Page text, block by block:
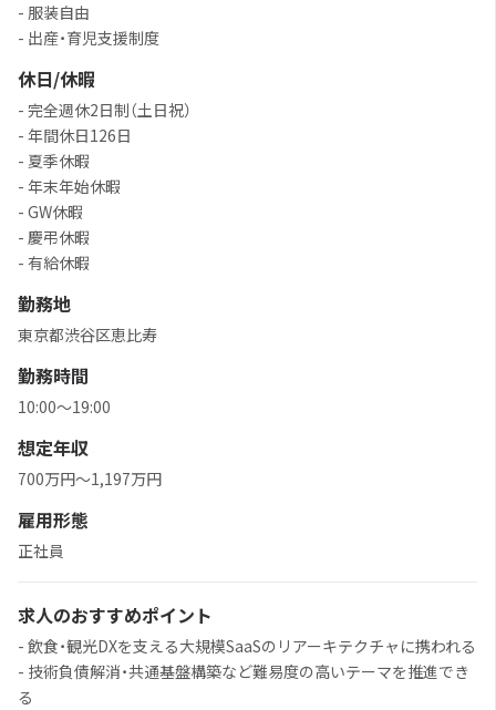
- 服装自由
- 出産・育児支援制度
休日/休暇
- 完全週休2日制（土日祝）
- 年間休日126日
- 夏季休暇
- 年末年始休暇
- GW休暇
- 慶弔休暇
- 有給休暇
勤務地
東京都渋谷区恵比寿
勤務時間
10:00〜19:00
想定年収
700万円〜1,197万円
雇用形態
正社員
求人のおすすめポイント
- 飲食・観光DXを支える大規模SaaSのリアーキテクチャに携われる
- 技術負債解消・共通基盤構築など難易度の高いテーマを推進でき
る